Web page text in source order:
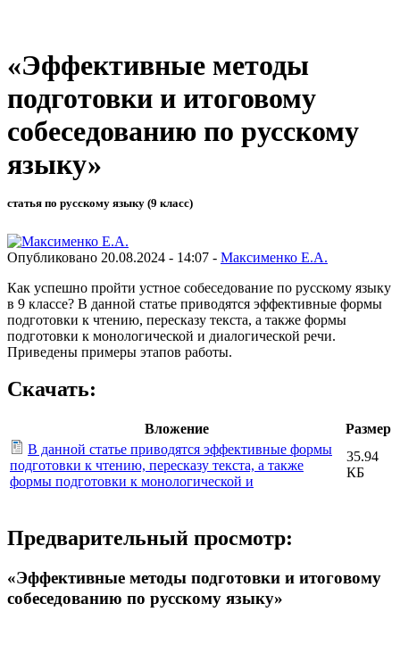
«Эффективные методы
подготовки и итоговому
собеседованию по русскому
языку»
статья по русскому языку (9 класс)
Опубликовано 20.08.2024 - 14:07 - Максименко Е.А.
Как успешно пройти устное собеседование по русскому языку
в 9 классе? В данной статье приводятся эффективные формы
подготовки к чтению, пересказу текста, а также формы
подготовки к монологической и диалогической речи.
Приведены примеры этапов работы.
Скачать:
Вложение
Размер
В данной статье приводятся эффективные формы
подготовки к чтению, пересказу текста, а также
формы подготовки к монологической и
35.94
КБ
Предварительный просмотр:
«Эффективные методы подготовки и итоговому
собеседованию по русскому языку»